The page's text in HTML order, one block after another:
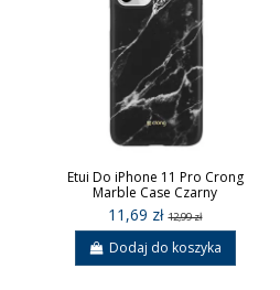
Etui Do iPhone 11 Pro Crong
Marble Case Czarny
11,69 zł12,99 zł
Dodaj do koszyka